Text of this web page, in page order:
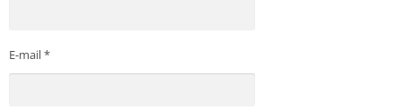
E-mail*